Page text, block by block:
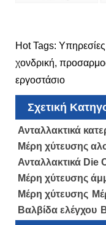
Hot Tags:
χονδρική,
εργοστάσιο
Σχετική
Ανταλλακτικά
Μέρη χύτευσης
Ανταλλακτικά Die
Μέρη χύτευσης
Μέρη χύτευσης
Βαλβίδα ελέγχου